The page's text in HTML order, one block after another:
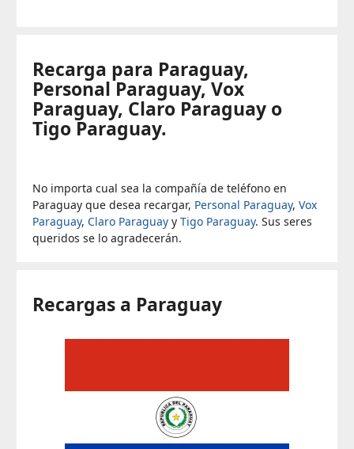
Recarga para Paraguay,
Personal Paraguay, Vox
Paraguay, Claro Paraguay o
Tigo Paraguay.
No importa cual sea la compañía de teléfono en
Paraguay que desea recargar, Personal Paraguay, Vox
Paraguay, Claro Paraguay y Tigo Paraguay. Sus seres
queridos se lo agradecerán.
Recargas a Paraguay